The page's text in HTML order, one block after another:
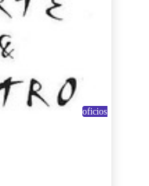
oficios